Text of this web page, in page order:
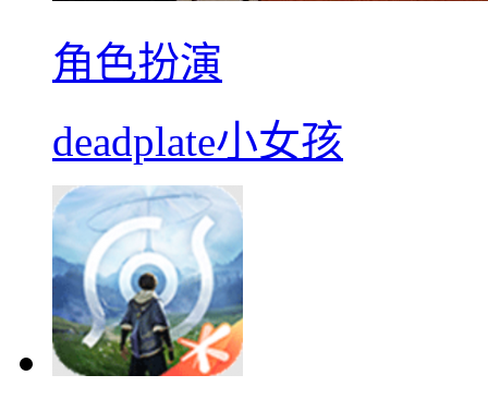
角色扮演
deadplate小女孩